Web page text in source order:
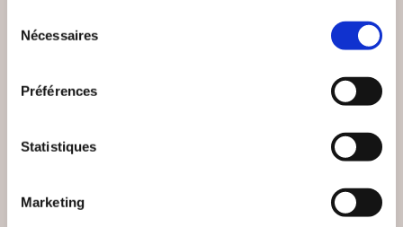
Nécessaires
Préférences
Statistiques
Marketing
(0 avis)
Julie ANTHOINE